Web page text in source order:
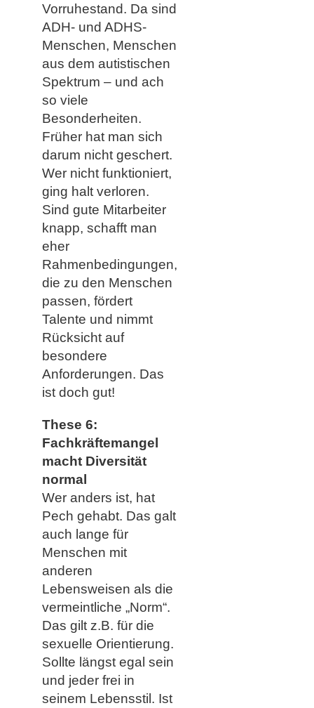
Vorruhestand. Da sind
ADH- und ADHS-
Menschen, Menschen
aus dem autistischen
Spektrum – und ach
so viele
Besonderheiten.
Früher hat man sich
darum nicht geschert.
Wer nicht funktioniert,
ging halt verloren.
Sind gute Mitarbeiter
knapp, schafft man
eher
Rahmenbedingungen,
die zu den Menschen
passen, fördert
Talente und nimmt
Rücksicht auf
besondere
Anforderungen. Das
ist doch gut!
These 6:
Fachkräftemangel
macht Diversität
normal
Wer anders ist, hat
Pech gehabt. Das galt
auch lange für
Menschen mit
anderen
Lebensweisen als die
vermeintliche „Norm“.
Das gilt z.B. für die
sexuelle Orientierung.
Sollte längst egal sein
und jeder frei in
seinem Lebensstil. Ist